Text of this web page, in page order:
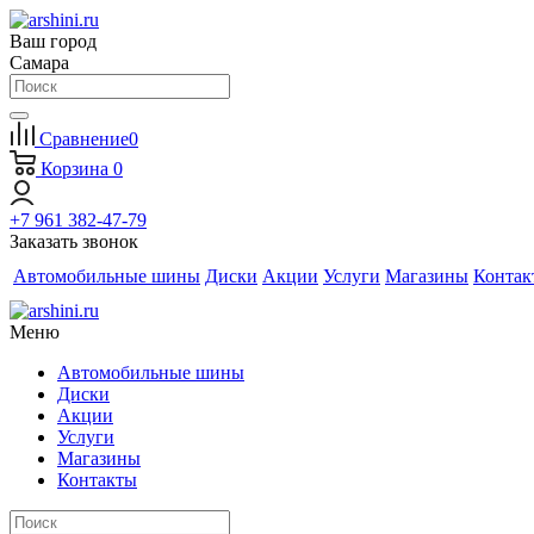
Ваш город
Самара
Сравнение0
Корзина 0
+7 961 382-47-79
Заказать звонок
Автомобильные шины Диски Акции Услуги Магазины
Меню
Автомобильные шины
Диски
Акции
Услуги
Магазины
Контакты